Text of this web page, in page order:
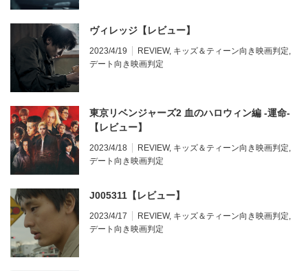
ヴィレッジ【レビュー】
2023/4/19 REVIEW, キッズ＆ティーン向き映画判定
デート向き映画判定
東京リベンジャーズ2 血のハロウィン編 -運命-
【レビュー】
2023/4/18 REVIEW, キッズ＆ティーン向き映画判定
デート向き映画判定
J005311【レビュー】
2023/4/17 REVIEW, キッズ＆ティーン向き映画判定
デート向き映画判定